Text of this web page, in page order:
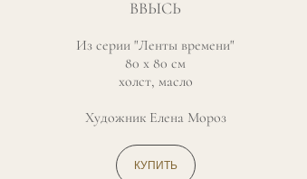
ВВЫСЬ
Из серии "Ленты времени"
80 х 80 см
холст, масло
Художник Елена Мороз
КУПИТЬ